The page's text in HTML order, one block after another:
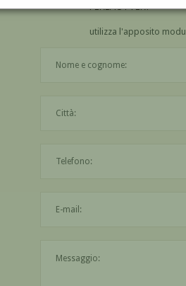
PERLMUTTER?
utilizza l'apposito